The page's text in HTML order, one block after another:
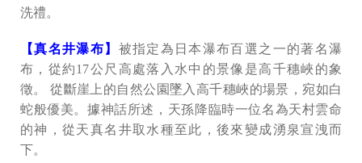
洗禮。
【真名井瀑布】 被指定為日本瀑布百選之一的著名瀑
布，從約17公尺高處落入水中的景像是高千穗峽的象
徵。 從斷崖上的自然公園墜入高千穗峽的場景，宛如白
蛇般優美。據神話所述，天孫降臨時一位名為天村雲命
的神，從天真名井取水種至此，後來變成湧泉宣洩而
下。